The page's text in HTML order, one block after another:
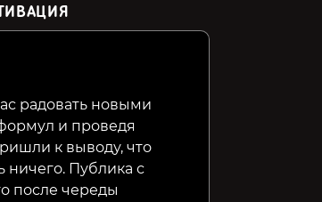
68% 319₽
радовать новыми
и проведя
к выводу, что
ничего. Публика с
после череды